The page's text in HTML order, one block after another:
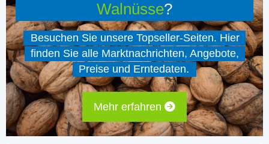
Walnüsse?
Besuchen Sie unsere Topseller-Seiten. Hier
finden Sie alle Marktnachrichten, Angebote,
Preise und Erntedaten.
Mehr erfahren